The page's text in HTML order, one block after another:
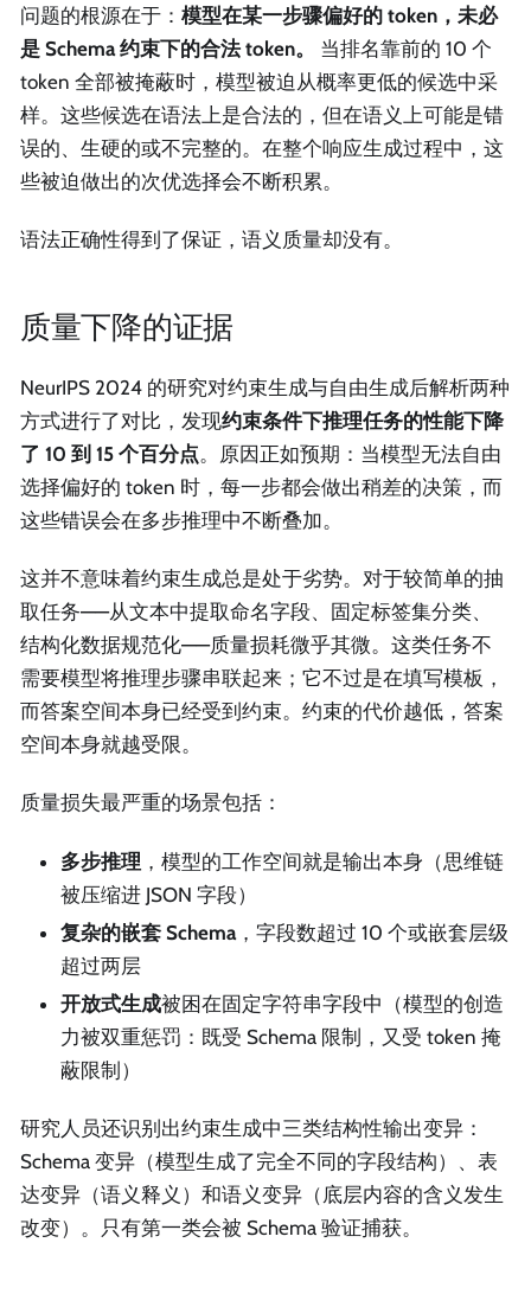
问题的根源在于： 模型在某一步骤偏好的 token，未必
是 Schema 约束下的合法 token。
当排名靠前的 10 个
token 全部被掩蔽时，模型被迫从概率更低的候选中采
样。这些候选在语法上是合法的，但在语义上可能是错
误的、生硬的或不完整的。在整个响应生成过程中，这
些被迫做出的次优选择会不断积累。
语法正确性得到了保证，语义质量却没有。
质量下降的证据
NeurIPS 2024 的研究对约束生成与自由生成后解析两种
方式进行了对比，发现约束条件下推理任务的性能下降
了 10 到 15 个百分点。原因正如预期：当模型无法自由
选择偏好的 token 时，每一步都会做出稍差的决策，而
这些错误会在多步推理中不断叠加。
这并不意味着约束生成总是处于劣势。对于较简单的抽
取任务——从文本中提取命名字段、固定标签集分类、
结构化数据规范化——质量损耗微乎其微。这类任务不
需要模型将推理步骤串联起来；它不过是在填写模板，
而答案空间本身已经受到约束。约束的代价越低，答案
空间本身就越受限。
质量损失最严重的场景包括：
多步推理 ，模型的工作空间就是输出本身（思维链
被压缩进 JSON 字段）
复杂的嵌套 Schema，字段数超过 10 个或嵌套层级
超过两层
开放式生成被困在固定字符串字段中（模型的创造
力被双重惩罚：既受 Schema 限制，又受 token 掩
蔽限制）
研究人员还识别出约束生成中三类结构性输出变异：
Schema 变异（模型生成了完全不同的字段结构）、表
达变异（语义释义）和语义变异（底层内容的含义发生
改变）。只有第一类会被 Schema 验证捕获。